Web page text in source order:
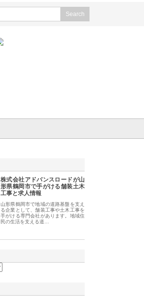
株式会社アドバンスロードが山
形県鶴岡市で手がける舗装土木
工事と求人情報
山形県鶴岡市で地域の道路基盤を支え
る企業として、舗装工事や土木工事を
手がける専門会社があります。地域住
民の生活を支える道…